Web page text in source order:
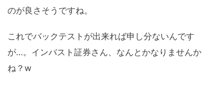
のが良さそうですね。
これでバックテストが出来れば申し分ないんです
が…。インバスト証券さん、なんとかなりませんか
ね？w